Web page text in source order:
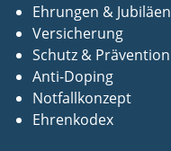
Ehrungen & Jubiläen
Versicherung
Schutz & Prävention
Anti-Doping
Notfallkonzept
Ehrenkodex